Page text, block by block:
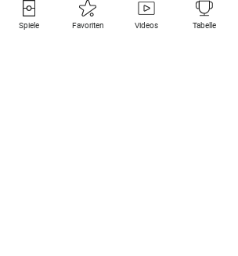
Spiele Favoriten Videos Tabelle